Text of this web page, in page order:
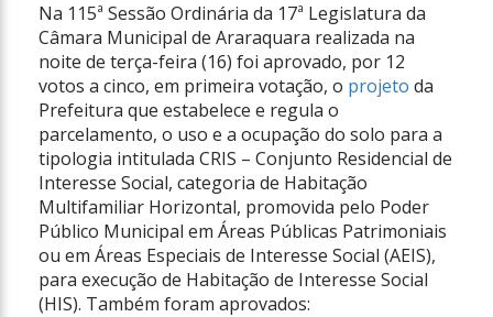
Na 115ª Sessão Ordinária da 17ª Legislatura da
Câmara Municipal de Araraquara realizada na
noite de terça-feira (16) foi aprovado, por 12
votos a cinco, em primeira votação, o projeto da
Prefeitura que estabelece e regula o
parcelamento, o uso e a ocupação do solo para a
tipologia intitulada CRIS – Conjunto Residencial de
Interesse Social, categoria de Habitação
Multifamiliar Horizontal, promovida pelo Poder
Público Municipal em Áreas Públicas Patrimoniais
ou em Áreas Especiais de Interesse Social (AEIS),
para execução de Habitação de Interesse Social
(HIS). Também foram aprovados: